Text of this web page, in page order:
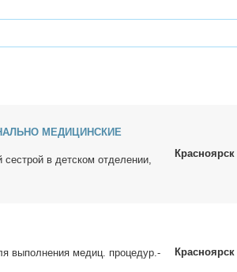
МЕДИЦИНСКИЕ
в дет­ском от­де­ле­нии,
Красноярск
вы­пол­не­ния ме­диц. про­це­дур.-
Красноярск